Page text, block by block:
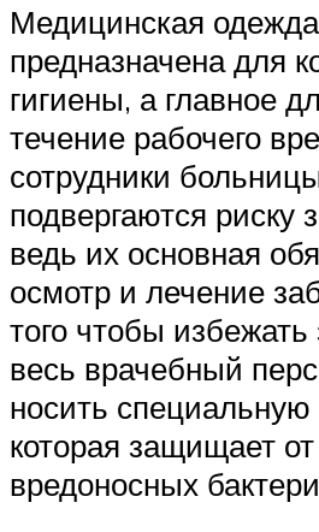
Медицинская одежда
предназначена для
гигиены, а главное
течение рабочего
сотрудники
подвергаются риску
ведь их основная
осмотр и лечение
того чтобы
весь врачебный
носить
которая защищает
вредоносных